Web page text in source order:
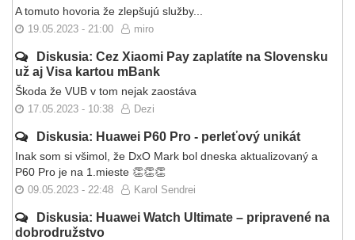
A tomuto hovoria že zlepšujú služby...
19.05.2023 - 21:00 miro
Diskusia: Cez Xiaomi Pay zaplatíte na Slovensku
už aj Visa kartou mBank
Škoda že VUB v tom nejak zaostáva
17.05.2023 - 10:38 Dezi
Diskusia: Huawei P60 Pro - perleťový unikát
Inak som si všimol, že DxO Mark bol dneska aktualizovaný a
P60 Pro je na 1.mieste 👏👏👏
09.05.2023 - 22:48 Karol Sendrei
Diskusia: Huawei Watch Ultimate – pripravené na
dobrodružstvo